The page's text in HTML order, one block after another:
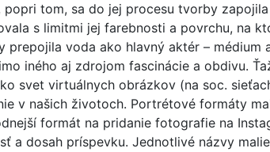
tom, sa do jej procesu tvorby zapojila
s limitmi jej farebnosti a povrchu, na
prepojila voda ako hlavný aktér – médium
iného aj zdrojom fascinácie a obdivu.
svet virtuálnych obrázkov (na soc.
v našich životoch. Portrétové formáty
formát na pridanie fotografie na
a dosah príspevku. Jednotlivé názvy